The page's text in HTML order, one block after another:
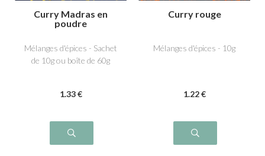
Curry Madras en
poudre
Mélanges d'épices - Sachet
de 10g ou boîte de 60g
1.33 €
Curry rouge
Mélanges d'épices - 10g
1.22 €